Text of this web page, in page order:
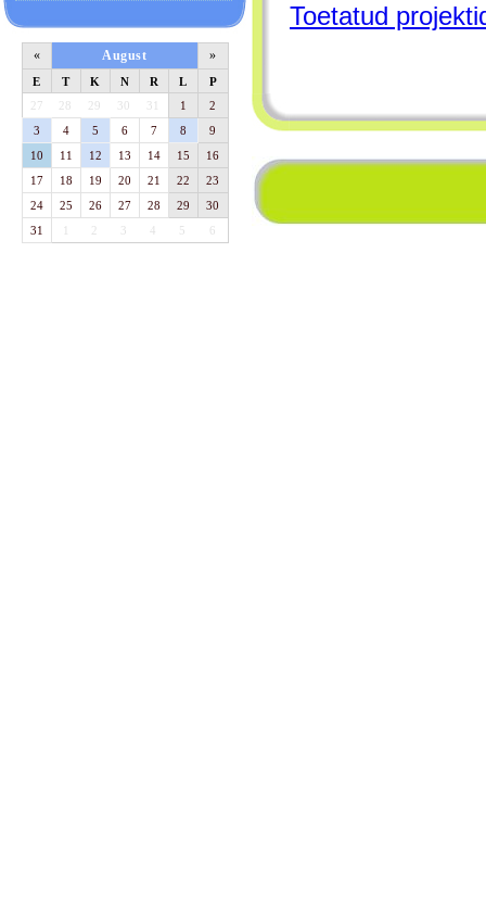
« August »
E T K N R L
P
27
28 29 30 31 1
2
3
4 5 6 7 8
9
10
11 12 13 14 15
16
17
18 19 20 21 22
23
24
25 26 27 28 29
30
31
1 3 4 5 6
Toetatud